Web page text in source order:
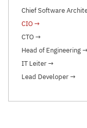
Chief Software
CIO→
CTO→
Head of Engineering→
IT Leiter→
Lead Developer→